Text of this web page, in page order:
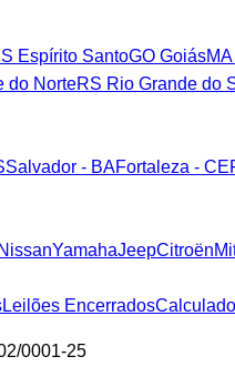
Espírito SantoGO GoiásMA
do NorteRS Rio Grande do
Salvador - BAFortaleza - CE
YamahaJeepCitroën
Leilões Encerrados
0001-25